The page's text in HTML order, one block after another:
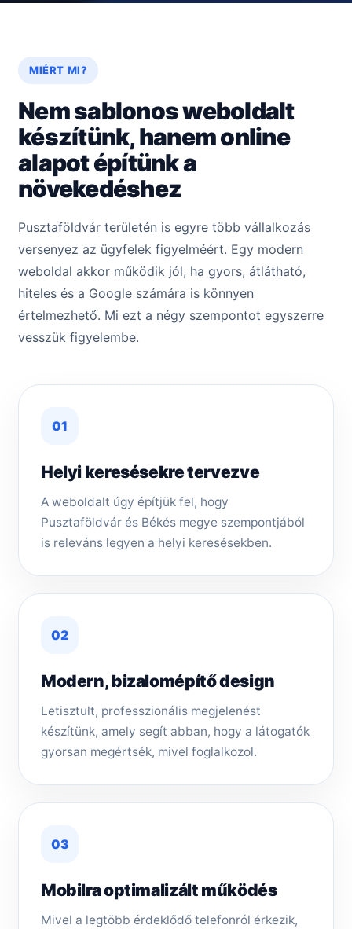
MIÉRT MI?
Nem sablonos weboldalt
készítünk, hanem online
alapot építünk a
növekedéshez
Pusztaföldvár területén is egyre több vállalkozás
versenyez az ügyfelek figyelméért. Egy modern
weboldal akkor működik jól, ha gyors, átlátható,
hiteles és a Google számára is könnyen
értelmezhető. Mi ezt a négy szempontot egyszerre
vesszük figyelembe.
01
Helyi keresésekre tervezve
A weboldalt úgy építjük fel, hogy
Pusztaföldvár és Békés megye szempontjából
is releváns legyen a helyi keresésekben.
02
Modern, bizalomépítő design
Letisztult, professzionális megjelenést
készítünk, amely segít abban, hogy a látogatók
gyorsan megértsék, mivel foglalkozol.
03
Mobilra optimalizált működés
Mivel a legtöbb érdeklődő telefonról érkezik,